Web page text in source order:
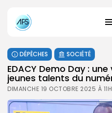
DÉPÊCHES SOCIÉTÉ
EDACY Demo Day :
jeunes talents du
DIMANCHE 19 OCTOBRE 2025 À